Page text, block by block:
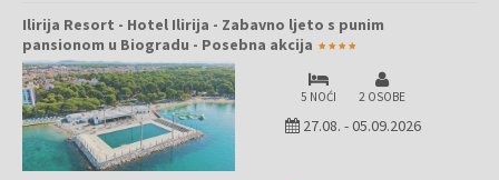
Ilirija Resort - Hotel Ilirija - Zabavno ljeto s punim
pansionom u Biogradu - Posebna akcija
5 NOĆI 2 OSOBE
27.08. -05.09.2026